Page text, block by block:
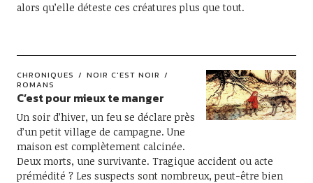
alors qu’elle déteste ces créatures plus que tout.
CHRONIQUES
NOIR C'EST NOIR
ROMANS
C’est pour mieux te manger
Un soir d’hiver, un feu se déclare près
d’un petit village de campagne. Une
maison est complètement calcinée.
Deux morts, une survivante. Tragique accident ou acte
prémédité ? Les suspects sont nombreux, peut-être bien